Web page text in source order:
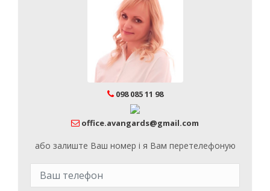
098 085 11 98
office.avangards@gmail.com
або залиште Ваш номер і я Вам перетелефоную